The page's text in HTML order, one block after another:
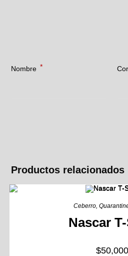
Nombre *
Productos relacionados
Ceberro,
Nascar
$50,000